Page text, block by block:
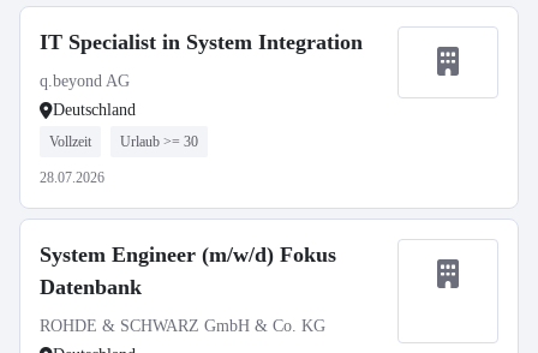
IT Specialist in System Integration
q.beyond AG
Deutschland
Vollzeit Urlaub >= 30
28.07.2026
System Engineer (m/w/d) Fokus
Datenbank
ROHDE & SCHWARZ GmbH & Co. KG